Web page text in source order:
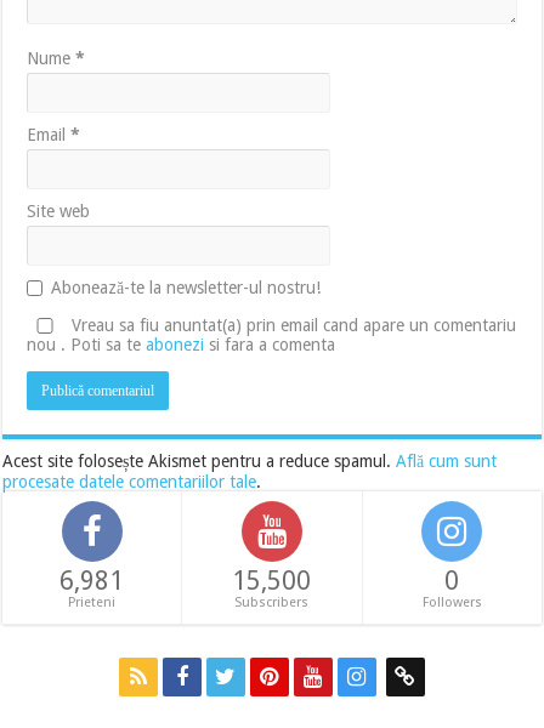
Nume*
Email*
Site web
Abonează-te la newsletter-ul nostru!
Vreau sa fiu anuntat(a) prin email cand apare un comentariu
nou . Poti sa teabonezi si fara a comenta
Acest site folosește Akismet pentru a reduce spamul.Află cum sunt
procesate datele comentariilor tale.
6,981
Prieteni
15,500
Subscribers
0
Followers